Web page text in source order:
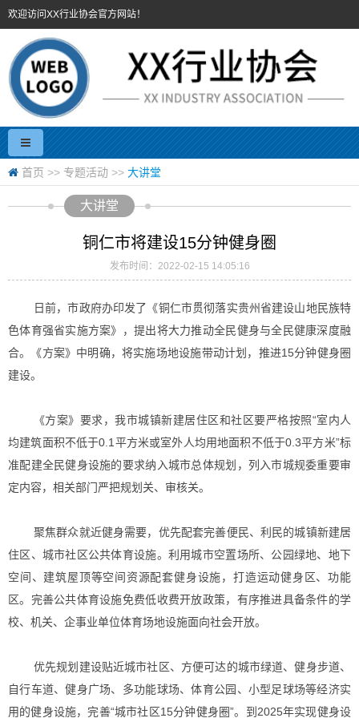
欢迎访问XX行业协会官方网站！
首页 >> 专题活动 >> 大讲堂
大讲堂
铜仁市将建设15分钟健身圈
发布时间：2022-02-15 14:05:16
日前，市政府办印发了《铜仁市贯彻落实贵州省建设山地民族特
色体育强省实施方案》，提出将大力推动全民健身与全民健康深度融
合。《方案》中明确，将实施场地设施带动计划，推进15分钟健身圈
建设。
《方案》要求，我市城镇新建居住区和社区要严格按照“室内人
均建筑面积不低于0.1平方米或室外人均用地面积不低于0.3平方米”标
准配建全民健身设施的要求纳入城市总体规划，列入市城规委重要审
定内容，相关部门严把规划关、审核关。
聚焦群众就近健身需要，优先配套完善便民、利民的城镇新建居
住区、城市社区公共体育设施。利用城市空置场所、公园绿地、地下
空间、建筑屋顶等空间资源配套健身设施，打造运动健身区、功能
区。完善公共体育设施免费低收费开放政策，有序推进具备条件的学
校、机关、企事业单位体育场地设施面向社会开放。
优先规划建设贴近城市社区、方便可达的城市绿道、健身步道、
自行车道、健身广场、多功能球场、体育公园、小型足球场等经济实
用的健身设施，完善“城市社区15分钟健身圈”。到2025年实现健身设